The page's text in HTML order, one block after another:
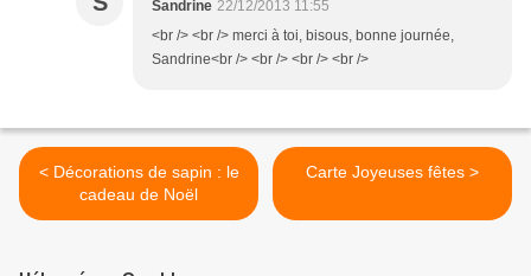
Sandrine 22/12/2013 11:55
<br /> <br /> merci à toi, bisous, bonne journée,
Sandrine<br /> <br /> <br /> <br />
< Décorations de sapin : le
cadeau de Noël
Carte Joyeuses fêtes >